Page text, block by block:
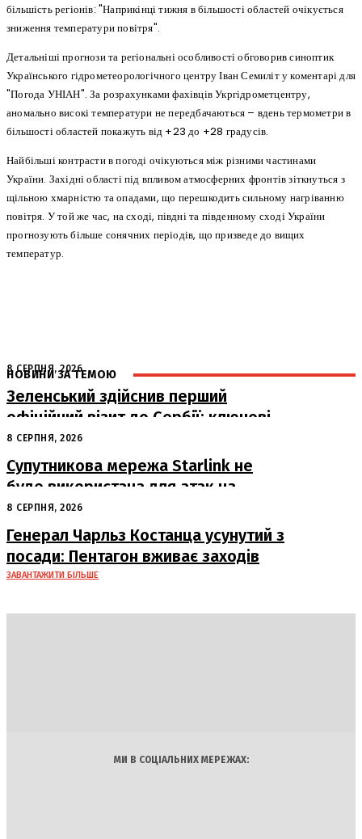
більшість регіонів: "Наприкінці тижня в більшості областей очікується
зниження температури повітря".
Детальніші прогнози та регіональні особливості обговорив синоптик
Українського гідрометеорологічного центру Іван Семиліт у коментарі для
"Погода УНІАН". За розрахунками фахівців Укргідрометцентру,
аномально високі температури не передбачаються – вдень термометри в
більшості областей покажуть від +23 до +28 градусів.
Найбільші контрасти в погоді очікуються між різними частинами
України. Західні області під впливом атмосферних фронтів зіткнуться з
щільною хмарністю та опадами, що перешкодить сильному нагріванню
повітря. У той же час, на сході, півдні та південному сході України
прогнозують більше сонячних періодів, що призведе до вищих
температур.
НОВИНИ ЗА ТЕМОЮ
8 СЕРПНЯ, 2026
Зеленський здійснив перший
офіційний візит до Сербії: ключові
переговори з Вучичем
8 СЕРПНЯ, 2026
Супутникова мережа Starlink не
буде використана для атак на
російські пускові установки
8 СЕРПНЯ, 2026
Генерал Чарльз Костанца усунутий з
посади: Пентагон вживає заходів
ЗАВАНТАЖИТИ БІЛЬШЕ
МИ В СОЦІАЛЬНИХ МЕРЕЖАХ: